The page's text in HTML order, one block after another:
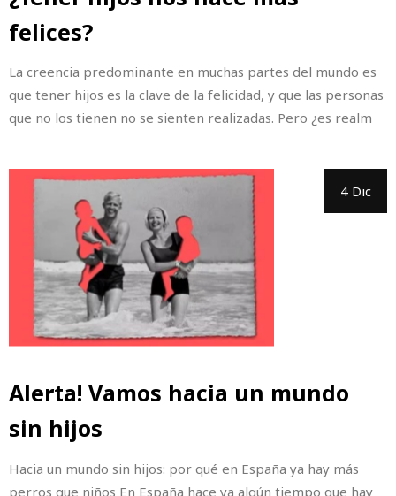
felices?
La creencia predominante en muchas partes del mundo es
que tener hijos es la clave de la felicidad, y que las personas
que no los tienen no se sienten realizadas. Pero ¿es realm
4 Dic
Alerta! Vamos hacia un mundo
sin hijos
Hacia un mundo sin hijos: por qué en España ya hay más
perros que niños En España hace ya algún tiempo que hay